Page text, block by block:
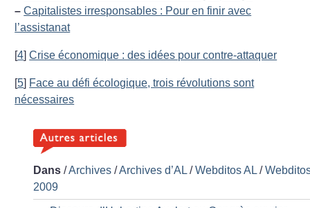
– Capitalistes irresponsables : Pour en finir avec
l’assistanat
[4]Crise économique : des idées pour contre-attaquer
[5] Face au défi écologique, trois révolutions sont
nécessaires
Dans /Archives /Archives d’AL/Webditos AL/
2009